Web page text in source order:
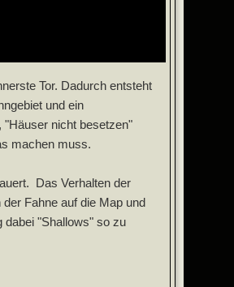
Tor. Dadurch entsteht
und ein
"Häuser nicht besetzen"
machen muss.
Das Verhalten der
Fahne auf die Map und
dabei "Shallows" so zu